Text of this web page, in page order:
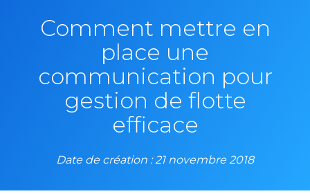
Comment mettre en
place une
communication pour
gestion de flotte
efficace
Date de création : 21 novembre 2018